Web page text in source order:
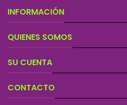
INFORMACIÓN
QUIENES SOMOS
SU CUENTA
CONTACTO